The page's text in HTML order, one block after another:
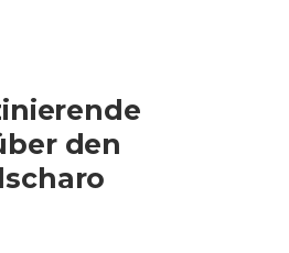
den